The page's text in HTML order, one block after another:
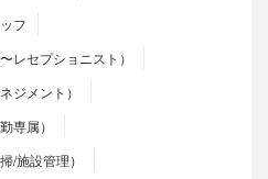
フ
レセプショニスト）
ジメント）
専属）
/施設管理）